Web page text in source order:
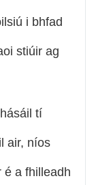
i bhfad
stiúir ag
tí
air, níos
é a fhilleadh